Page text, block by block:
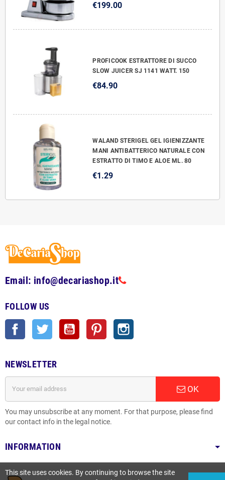
€199.00
PROFICOOK ESTRATTORE DI SUCCO
SLOW JUICER SJ 1141 WATT. 150
€84.90
WALAND STERIGEL GEL IGIENIZZANTE
MANI ANTIBATTERICO NATURALE CON
ESTRATTO DI TIMO E ALOE ML. 80
€1.29
Email: info@decariashop.it
FOLLOW US
Facebook Twitter YouTube Pinterest
NEWSLETTER
OK
You may unsubscribe at any moment. For that purpose, please find
our contact info in the legal notice.
INFORMATION
This site uses cookies. By continuing to browse the site